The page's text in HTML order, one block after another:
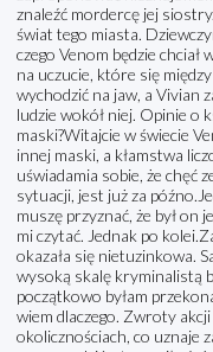
znaleźć mordercę jej
świat tego miasta.
czego Venom będzie chciał
na uczucie, które się
wychodzić na jaw, a Vivian
ludzie wokół niej. Opinie o
maski?Witajcie w świecie
innej maski, a kłamstwa
uświadamia sobie, że chęć
sytuacji, jest już za
muszę przyznać, że był on
mi czytać. Jednak po
okazała się nietuzinkowa.
wysoką skalę kryminalistą
początkowo byłam
wiem dlaczego. Zwroty
okolicznościach, co uznaje